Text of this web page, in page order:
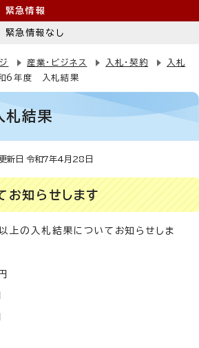
緊急情報
緊急情報なし
産業・ビジネス 入札・契約
入札
6年度 入札結果
結果
新日 令和7年4月28日
お知らせします
以上の入札結果についてお知らせしま